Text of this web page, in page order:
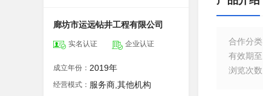
廊坊市运远钻井工程有限公司
实名认证 企业认证
成立年份： 2019年
经营模式： 服务商,其他机构
合作分类
有效期至
浏览次数